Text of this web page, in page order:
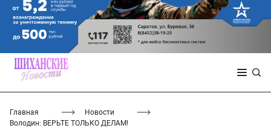
Главная
Новости
Володин: ВЕРЬТЕ ТОЛЬКО ДЕЛАМ!